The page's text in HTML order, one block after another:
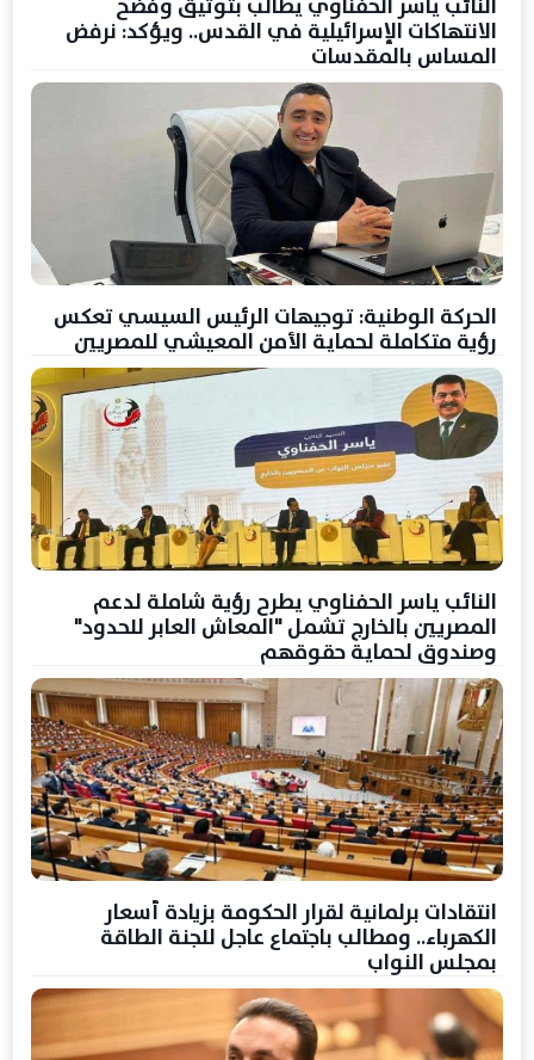
النائب ياسر الحفناوي يطالب بتوثيق وفضح
الانتهاكات الإسرائيلية في القدس.. ويؤكد: نرفض
المساس بالمقدسات
الحركة الوطنية: توجيهات الرئيس السيسي تعكس
رؤية متكاملة لحماية الأمن المعيشي للمصريين
النائب ياسر الحفناوي يطرح رؤية شاملة لدعم
المصريين بالخارج تشمل "المعاش العابر للحدود"
وصندوق لحماية حقوقهم
انتقادات برلمانية لقرار الحكومة بزيادة أسعار
الكهرباء.. ومطالب باجتماع عاجل للجنة الطاقة
بمجلس النواب